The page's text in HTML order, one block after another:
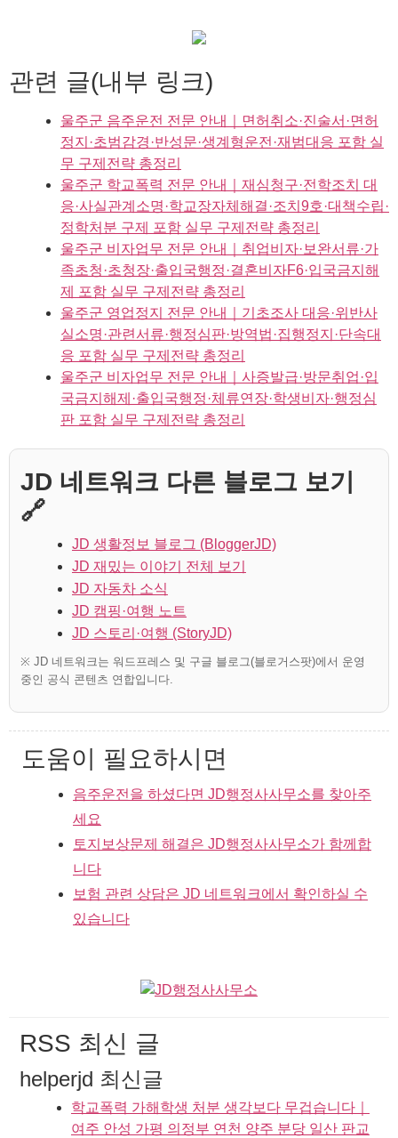
관련 글(내부 링크)
울주군 음주운전 전문 안내｜면허취소·진술서·면허
정지·초범감경·반성문·생계형운전·재범대응 포함 실
무 구제전략 총정리
울주군 학교폭력 전문 안내｜재심청구·전학조치 대
응·사실관계소명·학교장자체해결·조치9호·대책수립·
정학처분 구제 포함 실무 구제전략 총정리
울주군 비자업무 전문 안내｜취업비자·보완서류·가
족초청·초청장·출입국행정·결혼비자F6·입국금지해
제 포함 실무 구제전략 총정리
울주군 영업정지 전문 안내｜기초조사 대응·위반사
실소명·관련서류·행정심판·방역법·집행정지·단속대
응 포함 실무 구제전략 총정리
울주군 비자업무 전문 안내｜사증발급·방문취업·입
국금지해제·출입국행정·체류연장·학생비자·행정심
판 포함 실무 구제전략 총정리
JD 네트워크 다른 블로그 보기
🔗
JD 생활정보 블로그 (BloggerJD)
JD 재밌는 이야기 전체 보기
JD 자동차 소식
JD 캠핑·여행 노트
JD 스토리·여행 (StoryJD)
※ JD 네트워크는 워드프레스 및 구글 블로그(블로거스팟)에서 운영
중인 공식 콘텐츠 연합입니다.
도움이 필요하시면
음주운전을 하셨다면 JD행정사사무소를 찾아주
세요
토지보상문제 해결은 JD행정사사무소가 함께합
니다
보험 관련 상담은 JD 네트워크에서 확인하실 수
있습니다
RSS 최신 글
helperjd 최신글
학교폭력 가해학생 처분 생각보다 무겁습니다｜
여주 안성 가평 의정부 연천 양주 분당 일산 판교